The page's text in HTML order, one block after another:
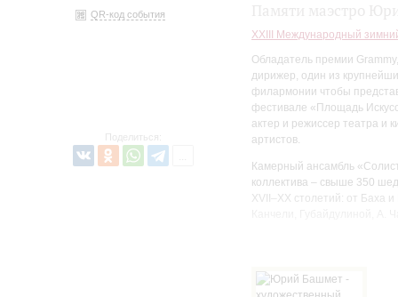
QR-код события
Поделиться:
XXIII Международный
Обладатель премии
дирижер, один из
филармонии чтобы
фестивале «Площадь
актер и режиссер театра и
артистов.
Камерный ансамбль
коллектива – свыше 350
XVII–XX столетий: от Баха
Москвы» с успехом
Амстердаме, Сантори-холл